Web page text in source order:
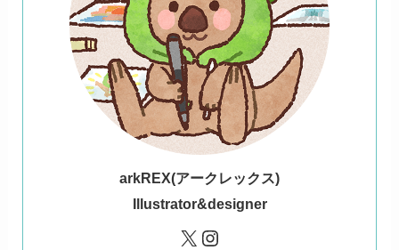
arkREX(アークレックス)
Illustrator&designer
X Instagram